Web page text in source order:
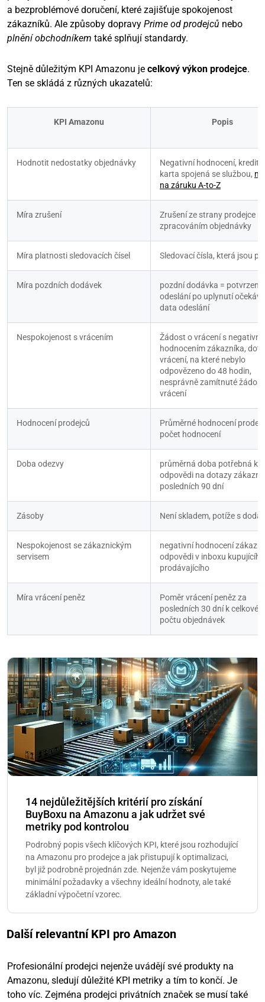
a bezproblémové doručení, které zajišťuje spokojenost
zákazníků. Ale způsoby dopravy Prime od prodejců nebo
plnění obchodníkem také splňují standardy.
Stejně důležitým KPI Amazonu je celkový výkon prodejce.
Ten se skládá z různých ukazatelů:
KPI Amazonu Popis
Hodnotit nedostatky objednávky
Negativní hodnocení, kreditní
karta spojená se službou,
na záruku A-to-Z
Míra zrušení
Zrušení ze strany prodejce
zpracováním objednávky
Míra platnosti sledovacích čísel Sledovací čísla, která jsou
Míra pozdních dodávek
pozdní dodávka = potvrzení
odeslání po uplynutí
data odeslání
Nespokojenost s vrácením
Žádost o vrácení s
hodnocením zákazníka,
vrácení, na které nebylo
odpovězeno do 48 hodin,
nesprávně zamítnuté
vrácení
Hodnocení prodejců
Průměrné hodnocení
počet hodnocení
Doba odezvy
průměrná doba potřebná k
odpovědi na dotazy
posledních 90 dní
Zásoby Není skladem, potíže s
Nespokojenost se zákaznickým
servisem
negativní hodnocení
odpovědi v inboxu
prodávajícího
Míra vrácení peněz
Poměr vrácení peněz za
posledních 30 dní k
počtu objednávek
14 nejdůležitějších kritérií pro získání
BuyBoxu na Amazonu a jak udržet své
metriky pod kontrolou
Podrobný popis všech klíčových KPI, které jsou rozhodující
na Amazonu pro prodejce a jak přistupují k optimalizaci,
byl již podrobně projednán zde. Nejenže vám poskytujeme
minimální požadavky a všechny ideální hodnoty, ale také
základní výpočetní vzorec.
Další relevantní KPI pro Amazon
Profesionální prodejci nejenže uvádějí své produkty na
Amazonu, sledují důležité KPI metriky a tím to končí. Je
toho víc. Zejména prodejci privátních značek se musí také